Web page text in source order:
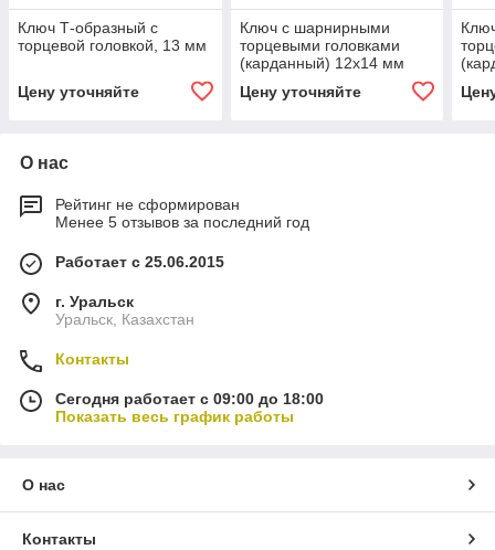
Ключ Т-образный с
торцевой головкой, 13 мм
Цену уточняйте
Ключ с шарнирными
торцевыми головками
(карданный) 12х14 мм
Цену уточняйте
О нас
Рейтинг не сформирован
Менее 5 отзывов за последний год
Работает с 25.06.2015
г. Уральск
Уральск, Казахстан
Контакты
Сегодня работает с 09:00 до 18:00
Показать весь график работы
О нас
Контакты